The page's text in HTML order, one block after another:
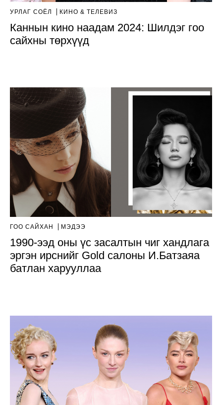
УРЛАГ СОЁЛ КИНО & ТЕЛЕВИЗ
Каннын кино наадам 2024: Шилдэг гоо
сайхны төрхүүд
ГОО САЙХАН МЭДЭЭ
1990-ээд оны үс засалтын чиг хандлага
эргэн ирснийг Gold салоны И.Батзаяа
батлан харууллаа